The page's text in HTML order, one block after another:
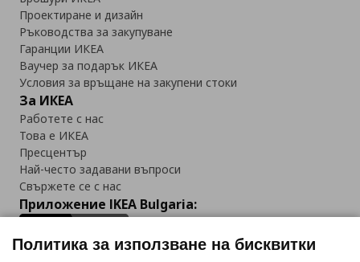
Проектиране и дизайн
Ръководства за закупуване
Гаранции ИКЕА
Ваучер за подарък ИКЕА
Условия за връщане на закупени стоки
За ИКЕА
Работете с нас
Това е ИКЕА
Пресцентър
Най-често задавани въпроси
Свържете се с нас
Приложение IKEA Bulgaria:
Политика за използване на бисквитки